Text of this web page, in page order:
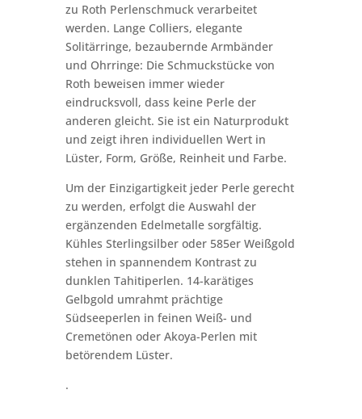
zu Roth Perlenschmuck verarbeitet
werden. Lange Colliers, elegante
Solitärringe, bezaubernde Armbänder
und Ohrringe: Die Schmuckstücke von
Roth beweisen immer wieder
eindrucksvoll, dass keine Perle der
anderen gleicht. Sie ist ein Naturprodukt
und zeigt ihren individuellen Wert in
Lüster, Form, Größe, Reinheit und Farbe.
Um der Einzigartigkeit jeder Perle gerecht
zu werden, erfolgt die Auswahl der
ergänzenden Edelmetalle sorgfältig.
Kühles Sterlingsilber oder 585er Weißgold
stehen in spannendem Kontrast zu
dunklen Tahitiperlen. 14-karätiges
Gelbgold umrahmt prächtige
Südseeperlen in feinen Weiß- und
Cremetönen oder Akoya-Perlen mit
betörendem Lüster.
.